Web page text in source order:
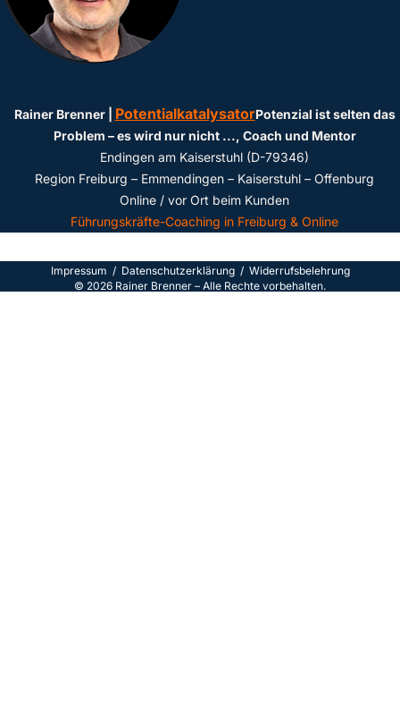
Rainer Brenner | PotentialkatalysatorPotenzial ist selten das
Problem – es wird nur nicht ..., Coach und Mentor
Endingen am Kaiserstuhl (D-79346)
Region Freiburg – Emmendingen – Kaiserstuhl – Offenburg
Online / vor Ort beim Kunden
Führungskräfte-Coaching in Freiburg & Online
Impressum / Datenschutzerklärung / Widerrufsbelehrung
© 2026 Rainer Brenner – Alle Rechte vorbehalten.